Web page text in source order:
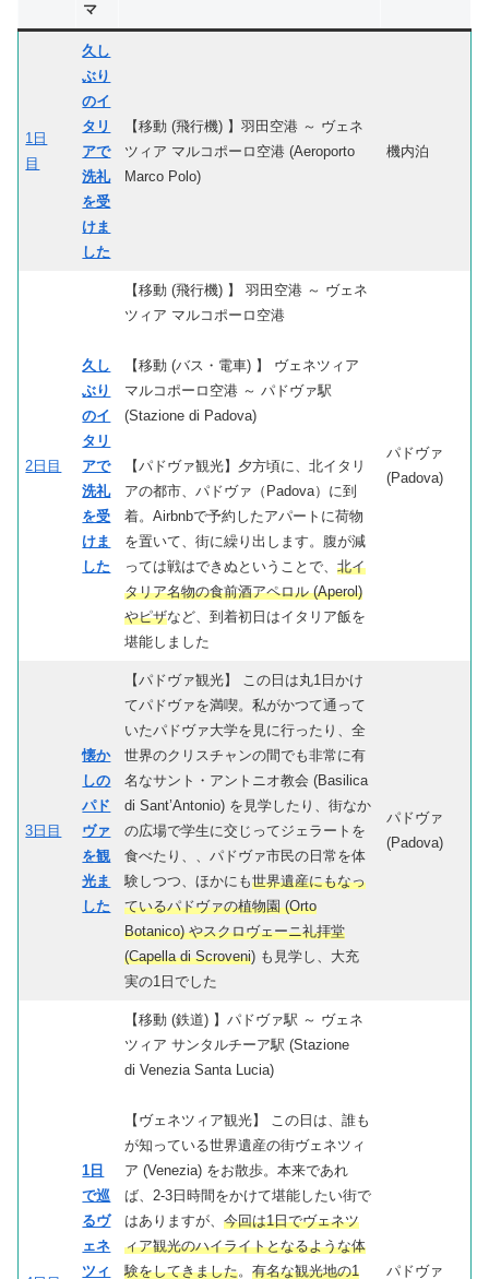
マ
1日
目
久し
ぶり
のイ
タリ
アで
洗礼
を受
けま
した
【移動 (飛行機) 】羽田空港 ～ ヴェネ
ツィア マルコポーロ空港 (Aeroporto
Marco Polo)
機内泊
2日目
久し
ぶり
のイ
タリ
アで
洗礼
を受
けま
した
【移動 (飛行機) 】 羽田空港 ～ ヴェネ
ツィア マルコポーロ空港
【移動 (バス・電車) 】 ヴェネツィア
マルコポーロ空港 ～ パドヴァ駅
(Stazione di Padova)
【パドヴァ観光】夕方頃に、北イタリ
アの都市、パドヴァ（Padova）に到
着。Airbnbで予約したアパートに荷物
を置いて、街に繰り出します。腹が減
っては戦はできぬということで、北イ
タリア名物の食前酒アペロル (Aperol)
やピザなど、到着初日はイタリア飯を
堪能しました
パドヴァ
(Padova)
3日目
懐か
しの
パド
ヴァ
を観
光ま
した
【パドヴァ観光】 この日は丸1日かけ
てパドヴァを満喫。私がかつて通って
いたパドヴァ大学を見に行ったり、全
世界のクリスチャンの間でも非常に有
名なサント・アントニオ教会 (Basilica
di Sant’Antonio) を見学したり、街なか
の広場で学生に交じってジェラートを
食べたり、、パドヴァ市民の日常を体
験しつつ、ほかにも世界遺産にもなっ
ているパドヴァの植物園 (Orto
Botanico) やスクロヴェーニ礼拝堂
(Capella di Scroveni) も見学し、大充
実の1日でした
パドヴァ
(Padova)
1日
で巡
るヴ
ェネ
ツィ
【移動 (鉄道) 】パドヴァ駅 ～ ヴェネ
ツィア サンタルチーア駅 (Stazione
di Venezia Santa Lucia)
【ヴェネツィア観光】 この日は、誰も
が知っている世界遺産の街ヴェネツィ
ア (Venezia) をお散歩。本来であれ
ば、2-3日時間をかけて堪能したい街で
はありますが、今回は1日でヴェネツ
ィア観光のハイライトとなるような体
験をしてきました。有名な観光地の1 パドヴァ